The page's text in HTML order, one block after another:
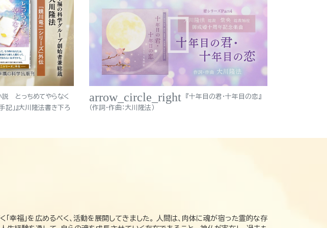
説 とっちめてやらなく
記」』大川隆法書き下ろ
arrow_circle_right
『十年目の君・十年目の恋』
（作詞・作曲：大川隆法）
福」を広めるべく、活動を展開してきました。 人間は、肉体に魂が宿った霊的な存